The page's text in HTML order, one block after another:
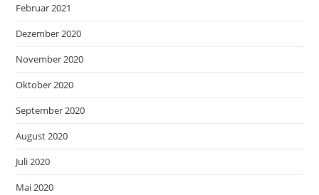
Februar 2021
Dezember 2020
November 2020
Oktober 2020
September 2020
August 2020
Juli 2020
Mai 2020